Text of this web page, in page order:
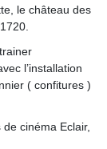
le château des
l’installation
( confitures )
cinéma Eclair,